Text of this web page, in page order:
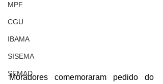
MPF
CGU
IBAMA
SISEMA
SEMAD
Moradores comemoraram pedido do